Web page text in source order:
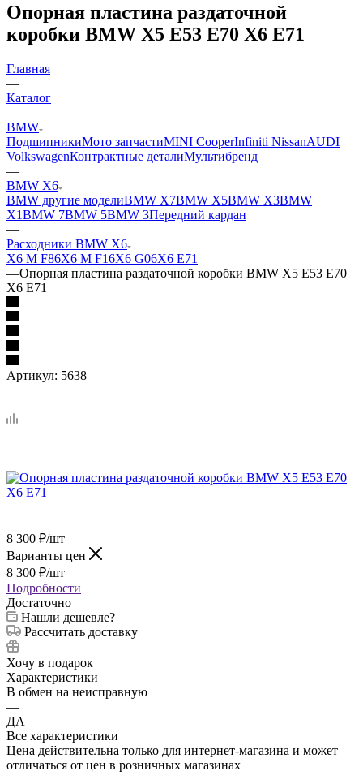
Опорная пластина раздаточной
коробки BMW X5 E53 E70 X6 E71
Главная
—
Каталог
—
BMW
ПодшипникиМото запчастиMINI CooperInfiniti NissanAUDI
VolkswagenКонтрактные деталиМультибренд
—
BMW X6
BMW другие моделиBMW X7BMW X5BMW X3BMW
X1BMW 7BMW 5BMW 3Передний кардан
—
Расходники BMW X6
X6 M F86X6 M F16X6 G06X6 E71
—Опорная пластина раздаточной коробки BMW X5 E53 E70
X6 E71
Артикул: 5638
8 300 ₽/шт
Варианты цен
8 300 ₽/шт
Подробности
Достаточно
Нашли дешевле?
Рассчитать доставку
Хочу в подарок
Характеристики
В обмен на неисправную
—
ДА
Все характеристики
Цена действительна только для интернет-магазина и может
отличаться от цен в розничных магазинах